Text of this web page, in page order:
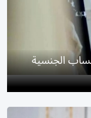
الجنسية